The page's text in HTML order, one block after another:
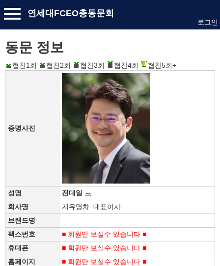
연세대FCEO총동문회
로그인
동문 정보
협찬1회 협찬2회 협찬3회 협찬4회 협찬5회+
증명사진
성명
전대일
회사명
지유명차 대표이사
브랜드명
팩스번호
■ 회원만 보실수 있습니다 ■
휴대폰
■ 회원만 보실수 있습니다 ■
홈페이지
■ 회원만 보실수 있습니다 ■